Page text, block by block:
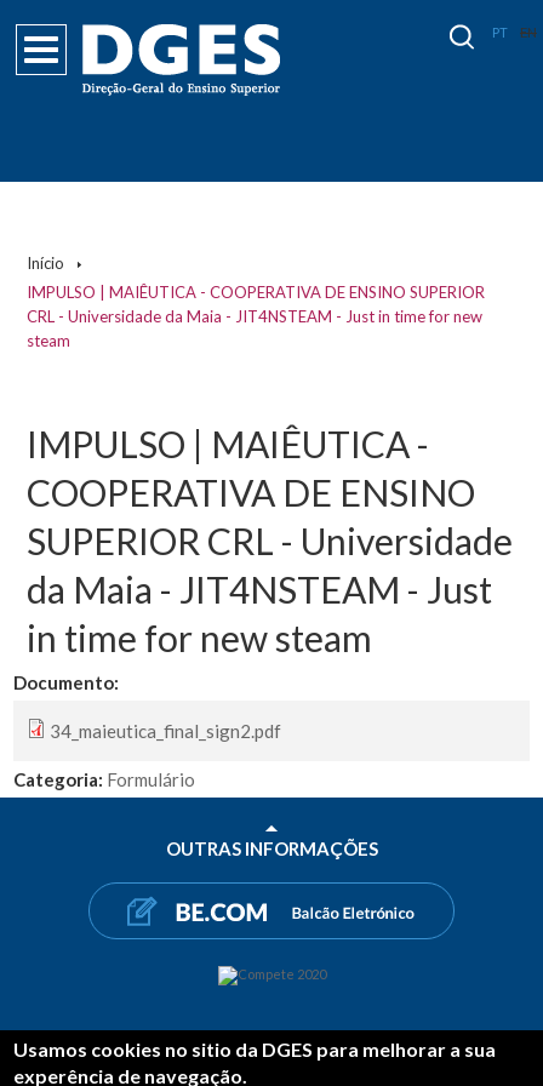
PT EN
Início
IMPULSO | MAIÊUTICA - COOPERATIVA DE ENSINO SUPERIOR
CRL - Universidade da Maia - JIT4NSTEAM - Just in time for new
steam
IMPULSO | MAIÊUTICA -
COOPERATIVA DE ENSINO
SUPERIOR CRL - Universidade
da Maia - JIT4NSTEAM - Just
in time for new steam
Documento:
34_maieutica_final_sign2.pdf
Categoria: Formulário
OUTRAS INFORMAÇÕES
PARTILHAR
Usamos cookies no sitio da DGES para melhorar a sua
experência de navegação.